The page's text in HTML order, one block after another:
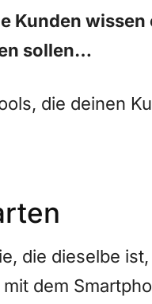
Kunden
sollen…
die deinen
die dieselbe
dem